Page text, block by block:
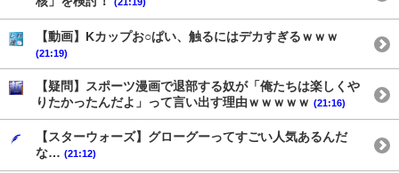
【動画】Kカップお○ぱい、触るにはデカすぎるｗｗｗ
(21:19)
【疑問】スポーツ漫画で退部する奴が「俺たちは楽しくや
りたかったんだよ」って言い出す理由ｗｗｗｗｗ (21:16)
【スターウォーズ】グローグーってすごい人気あるんだ
な… (21:12)